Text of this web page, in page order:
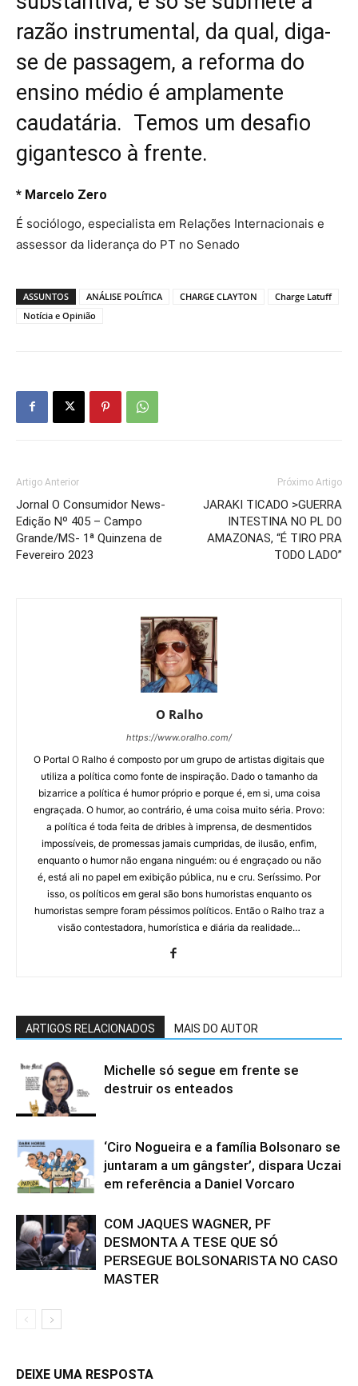
razão instrumental, da qual, diga-
se de passagem, a reforma do
ensino médio é amplamente
caudatária. Temos um desafio
gigantesco à frente.
* Marcelo Zero
É sociólogo, especialista em Relações Internacionais e
assessor da liderança do PT no Senado
ASSUNTOS ANÁLISE POLÍTICA CHARGE CLAYTON
Charge Latuff
Notícia e Opinião
Artigo Anterior
Jornal O Consumidor News-
Edição Nº 405 – Campo
Grande/MS- 1ª Quinzena de
Fevereiro 2023
Próximo Artigo
JARAKI TICADO >GUERRA
INTESTINA NO PL DO
AMAZONAS, “É TIRO PRA
TODO LADO”
O Ralho
https://www.oralho.com/
O Portal O Ralho é composto por um grupo de artistas digitais que
utiliza a política como fonte de inspiração. Dado o tamanho da
bizarrice a política é humor próprio e porque é, em si, uma coisa
engraçada. O humor, ao contrário, é uma coisa muito séria. Provo:
a política é toda feita de dribles à imprensa, de desmentidos
impossíveis, de promessas jamais cumpridas, de ilusão, enfim,
enquanto o humor não engana ninguém: ou é engraçado ou não
é, está ali no papel em exibição pública, nu e cru. Seríssimo. Por
isso, os políticos em geral são bons humoristas enquanto os
humoristas sempre foram péssimos políticos. Então o Ralho traz a
visão contestadora, humorística e diária da realidade…
ARTIGOS RELACIONADOS MAIS DO AUTOR
Michelle só segue em frente se
destruir os enteados
‘Ciro Nogueira e a família Bolsonaro se
juntaram a um gângster’, dispara Uczai
em referência a Daniel Vorcaro
COM JAQUES WAGNER, PF
DESMONTA A TESE QUE SÓ
PERSEGUE BOLSONARISTA NO CASO
MASTER
DEIXE UMA RESPOSTA